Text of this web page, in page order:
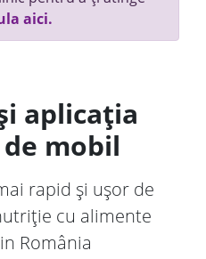
aici.
aplicația
mobil
rapid și ușor de
cu alimente
România